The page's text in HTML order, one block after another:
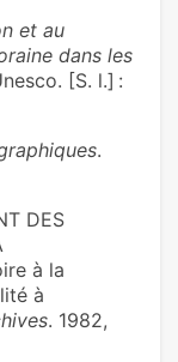
et au
dans les
[S. l.] :
.
DES
à la
à
. 1982,